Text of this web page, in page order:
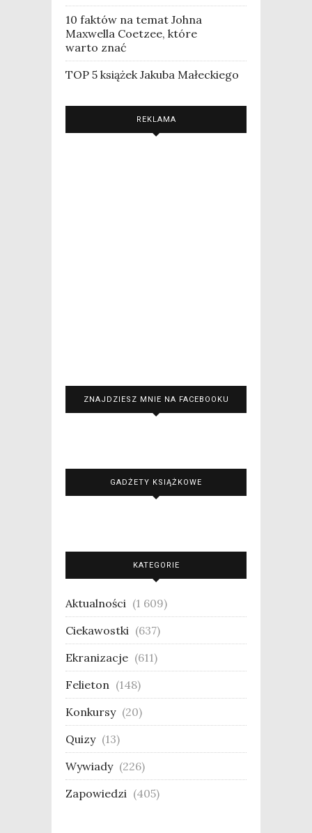
10 faktów na temat Johna
Maxwella Coetzee, które
warto znać
TOP 5 książek Jakuba Małeckiego
REKLAMA
ZNAJDZIESZ MNIE NA FACEBOOKU
GADŻETY KSIĄŻKOWE
KATEGORIE
Aktualności (1 609)
Ciekawostki (637)
Ekranizacje (611)
Felieton (148)
Konkursy (20)
Quizy (13)
Wywiady (226)
Zapowiedzi (405)